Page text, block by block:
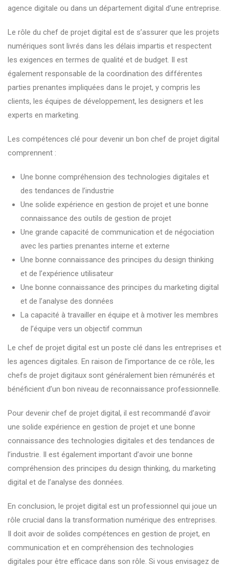
agence digitale ou dans un département digital d’une entreprise.
Le rôle du chef de projet digital est de s’assurer que les projets
numériques sont livrés dans les délais impartis et respectent
les exigences en termes de qualité et de budget. Il est
également responsable de la coordination des différentes
parties prenantes impliquées dans le projet, y compris les
clients, les équipes de développement, les designers et les
experts en marketing.
Les compétences clé pour devenir un bon chef de projet digital
comprennent :
Une bonne compréhension des technologies digitales et
des tendances de l’industrie
Une solide expérience en gestion de projet et une bonne
connaissance des outils de gestion de projet
Une grande capacité de communication et de négociation
avec les parties prenantes interne et externe
Une bonne connaissance des principes du design thinking
et de l’expérience utilisateur
Une bonne connaissance des principes du marketing digital
et de l’analyse des données
La capacité à travailler en équipe et à motiver les membres
de l’équipe vers un objectif commun
Le chef de projet digital est un poste clé dans les entreprises et
les agences digitales. En raison de l’importance de ce rôle, les
chefs de projet digitaux sont généralement bien rémunérés et
bénéficient d’un bon niveau de reconnaissance professionnelle.
Pour devenir chef de projet digital, il est recommandé d’avoir
une solide expérience en gestion de projet et une bonne
connaissance des technologies digitales et des tendances de
l’industrie. Il est également important d’avoir une bonne
compréhension des principes du design thinking, du marketing
digital et de l’analyse des données.
En conclusion, le projet digital est un professionnel qui joue un
rôle crucial dans la transformation numérique des entreprises.
Il doit avoir de solides compétences en gestion de projet, en
communication et en compréhension des technologies
digitales pour être efficace dans son rôle. Si vous envisagez de